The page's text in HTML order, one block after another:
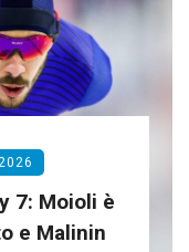
7: Moioli è
e Malinin